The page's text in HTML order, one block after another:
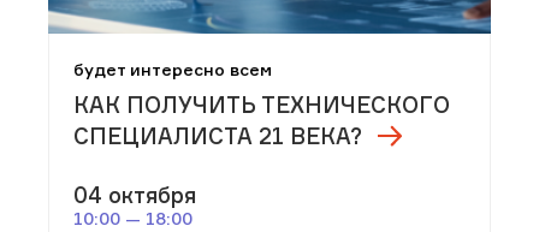
будет интересно всем
КАК ПОЛУЧИТЬ ТЕХНИЧЕСКОГО
СПЕЦИАЛИСТА 21 ВЕКА?
04 октября
10:00 — 18:00